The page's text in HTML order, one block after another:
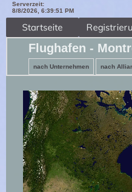
Serverzeit:
8/8/2026, 6:39:53 PM
Flughafen -
nach Unternehmen nach